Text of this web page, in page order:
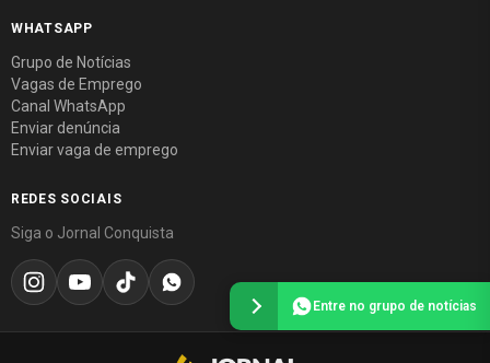
WHATSAPP
Grupo de Notícias
Vagas de Emprego
Canal WhatsApp
Enviar denúncia
Enviar vaga de emprego
REDES SOCIAIS
Siga o Jornal Conquista
Entre no grupo de notícias